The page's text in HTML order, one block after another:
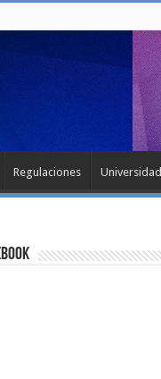
Regulaciones Universidad